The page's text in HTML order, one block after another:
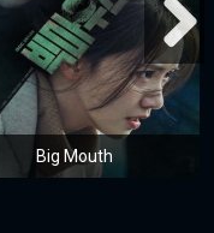
Big Mouth